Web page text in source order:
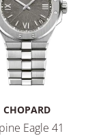
CHOPARD
Eagle 41